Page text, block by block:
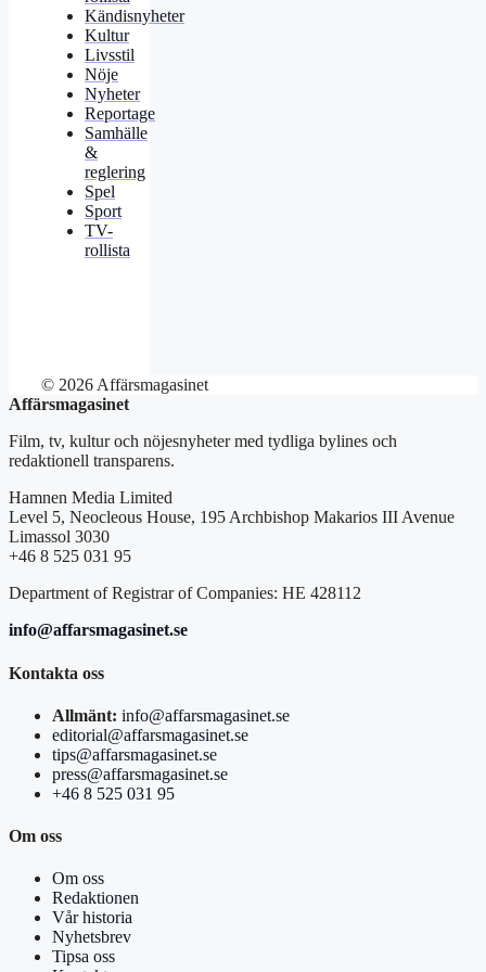
Kändisnyheter
Kultur
Livsstil
Nöje
Nyheter
Reportage
Samhälle
&
reglering
Spel
Sport
TV-
rollista
© 2026 Affärsmagasinet
Affärsmagasinet
Film, tv, kultur och nöjesnyheter med tydliga bylines och
redaktionell transparens.
Hamnen Media Limited
Level 5, Neocleous House, 195 Archbishop Makarios III Avenue
Limassol 3030
+46 8 525 031 95
Department of Registrar of Companies: HE 428112
info@affarsmagasinet.se
Kontakta oss
Allmänt: info@affarsmagasinet.se
editorial@affarsmagasinet.se
tips@affarsmagasinet.se
press@affarsmagasinet.se
+46 8 525 031 95
Om oss
Om oss
Redaktionen
Vår historia
Nyhetsbrev
Tipsa oss